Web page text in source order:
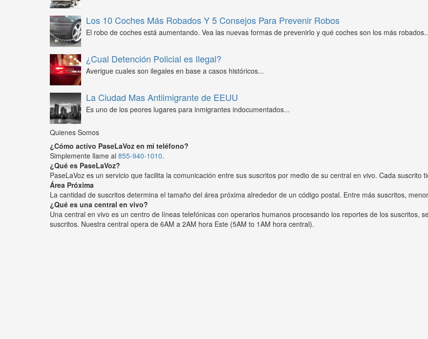
Los 10 Coches Más Robados Y 5 Consejos Para Prevenir Robos
El robo de coches está aumentando. Vea las nuevas formas de prevenirlo y qué coches son los más
¿Cual Detención Policial es Ilegal?
Averigue cuales son ilegales en base a casos históricos...
La Ciudad Mas Antiimigrante de EEUU
Es uno de los peores lugares para inmigrantes indocumentados...
Quienes Somos
¿Cómo activo PaseLaVoz en mi teléfono?
Simplemente llame al 855-940-1010.
¿Qué es PaseLaVoz?
PaseLaVoz es un servicio que facilita la comunicación entre sus suscritos por medio de su central en vivo. Cada
Área Próxima
La cantidad de suscritos determina el tamaño del área próxima alrededor de un código postal. Entre más suscritos,
¿Qué es una central en vivo?
Una central en vivo es un centro de líneas telefónicas con operarios humanos procesando los reportes de los suscritos,
suscritos. Nuestra central opera de 6AM a 2AM hora Este (5AM to 1AM hora central).